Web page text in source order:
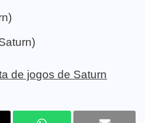
de jogos de Saturn